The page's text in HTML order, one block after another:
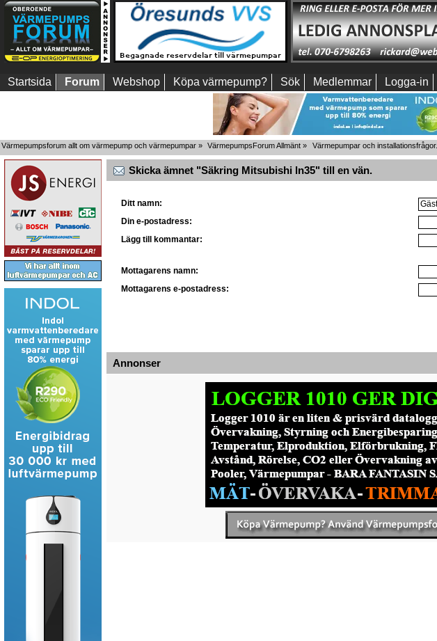
Startsida Forum Webshop Köpa värmepump? Sök Medlemmar Logga-in
Värmepumpsforum allt om värmepump och värmepumpar » VärmepumpsForum Allmänt » Värmepumpar och installationsfrågor.
Skicka ämnet "Säkring Mitsubishi ln35" till en vän.
Ditt namn:
Din e-postadress:
Lägg till kommantar:
Mottagarens namn:
Mottagarens e-postadress:
Annonser